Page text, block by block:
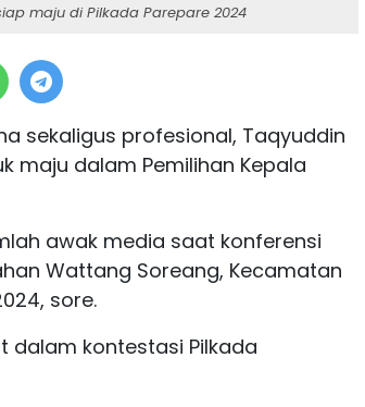
maju di Pilkada Parepare 2024
sekaligus profesional, Taqyuddin
maju dalam Pemilihan Kepala
awak media saat konferensi
Wattang Soreang, Kecamatan
sore.
dalam kontestasi Pilkada